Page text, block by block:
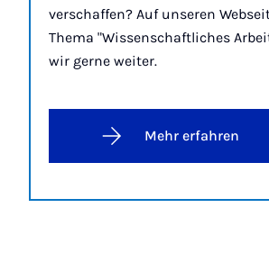
verschaffen? Auf unseren
Thema "Wissenschaftliches
wir gerne weiter.
Mehr erfahren